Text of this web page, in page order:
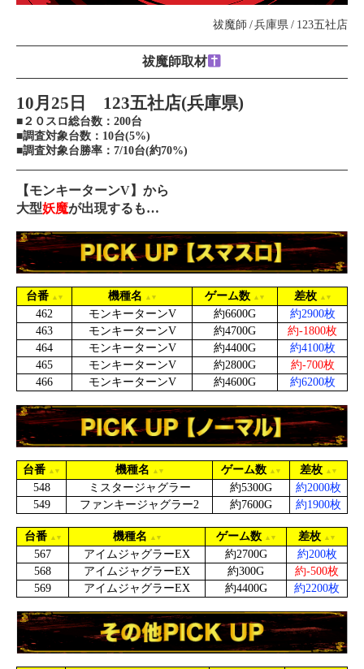
祓魔師 兵庫県 123五社店
祓魔師取材
10月25日 123五社店(兵庫県)
■２０スロ総台数：200台
■調査対象台数：10台(5%)
■調査対象台勝率：7/10台(約70%)
【モンキーターンV】から
大型妖魔が出現するも…
台番 機種名 ゲーム数
差枚
462
モンキーターンV 約6600G
約2900枚
463
モンキーターンV 約4700G
約-1800枚
464
モンキーターンV 約4400G
約4100枚
465
モンキーターンV 約2800G
約-700枚
466
モンキーターンV 約4600G 約6200枚
台番 機種名 ゲーム数
差枚
548
ミスタージャグラー 約5300G
約2000枚
549
ファンキージャグラー2 約7600G 約1900枚
台番 機種名 ゲーム数
差枚
567
アイムジャグラーEX 約2700G
約200枚
568
アイムジャグラーEX 約300G
約-500枚
569
アイムジャグラーEX 約4400G 約2200枚